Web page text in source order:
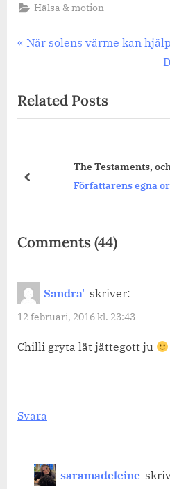
Hälsa & motion
Previous
När solens värme kan
Related Posts
The Testaments, och solig
Författarens egna ord.
prev
Comments(44)on
“En
Sandra' skriver:
12 februari, 2016 kl. 23:43
Chilli gryta lät jättegott ju
Svara
saramadeleine